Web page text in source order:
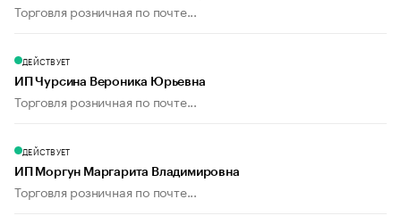
Торговля розничная по почте...
ДЕЙСТВУЕТ
ИП Чурсина Вероника Юрьевна
Торговля розничная по почте...
ДЕЙСТВУЕТ
ИП Моргун Маргарита Владимировна
Торговля розничная по почте...